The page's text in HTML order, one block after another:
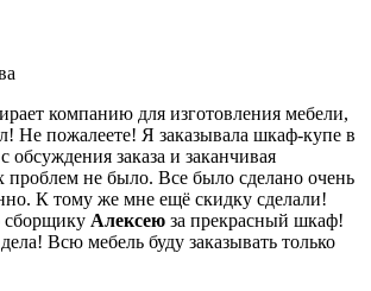
компанию для изготовления мебели,
Не пожалеете! Я заказывала шкаф-купе в
обсуждения заказа и заканчивая
не было. Все было сделано очень
К тому же мне ещё скидку сделали!
сборщику Алексею за прекрасный шкаф!
Всю мебель буду заказывать только